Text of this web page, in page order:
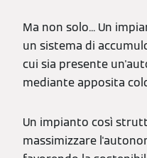
Ma non solo... Un
un sistema di
cui sia presente
mediante apposita
Un impianto così
massimizzare